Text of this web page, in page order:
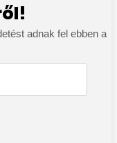
adnak fel ebben a